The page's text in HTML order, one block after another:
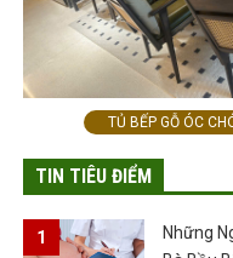
TỦ BẾP GỖ ÓC
TIN TIÊU ĐIỂM
Những